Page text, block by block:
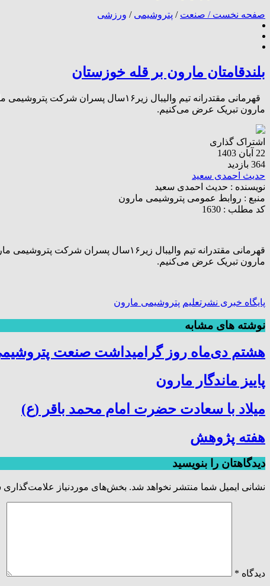
صفحه نخست / صنعت / پتروشیمی / ورزشی
بلندقامتان مارون بر قله خوزستان
قهرمانی مقتدرانه تیم والیبال
مارون تبریک عرض می‌کنیم.
اشتراک گذاری
22 آبان 1403
364 بازدید
حدیث احمدی سعید
نویسنده : حدیث احمدی سعید
منبع : روابط عمومی پتروشیمی مارون
کد مطلب : 1630
قهرمانی مقتدرانه تیم والیبال
مارون تبریک عرض می‌کنیم.
پایگاه خبری نشرتعلیم پتروشیمی مارون
نوشته های مشابه
هشتم دی‌ماه روز گرامیداشت صنعت
پاییز ماندگار مارون
میلاد با سعادت حضرت امام محمد باقر (ع)
هفته پژوهش
دیدگاهتان را بنویسید
نشانی ایمیل شما منتشر نخواهد شد. بخش‌های موردنیاز علامت‌گذاری
دیدگاه *